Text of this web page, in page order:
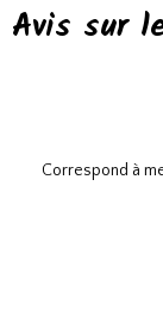
Avis sur
Correspond à